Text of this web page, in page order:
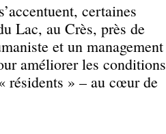
certaines
Lac, au Crès, près de
et un management
améliorer les conditions
résidents » – au cœur de